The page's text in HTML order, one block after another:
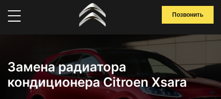
Позвонить
Замена радиатора
кондиционера Citroen Xsara